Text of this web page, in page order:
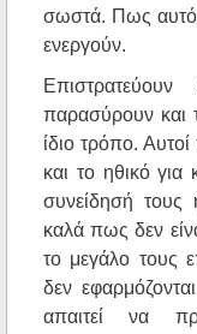
σωστά. Πως αυτό
ενεργούν.
παρασύρουν και
ίδιο τρόπο.
και το ηθικό
συνείδησή τους
καλά πως δεν
το μεγάλο τους
δεν
απαιτεί να